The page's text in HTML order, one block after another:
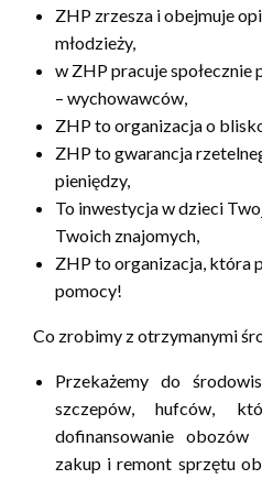
ZHP zrzesza i obejmuje
młodzieży,
w ZHP pracuje
– wychowawców,
ZHP to organizacja o
ZHP to gwarancja
pieniędzy,
To inwestycja w dzieci
Twoich znajomych,
ZHP to organizacja, która
pomocy!
Co zrobimy z otrzymanymi
Przekażemy do
szczepów, hufców,
dofinansowanie
zakup i remont sprzętu